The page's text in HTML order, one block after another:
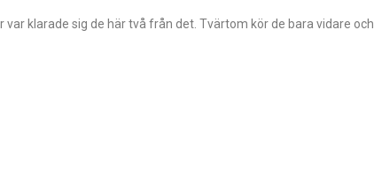
klarade sig de här två från det. Tvärtom kör de bara vidare och